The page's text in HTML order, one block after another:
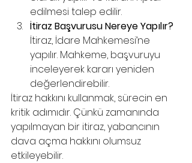
edilmesi talep edilir.
İtiraz Başvurusu Nereye Yapılır?
İtiraz, İdare Mahkemesi’ne
yapılır. Mahkeme, başvuruyu
inceleyerek kararı yeniden
değerlendirebilir.
İtiraz hakkını kullanmak, sürecin en
kritik adımıdır. Çünkü zamanında
yapılmayan bir itiraz, yabancının
dava açma hakkını olumsuz
etkileyebilir.